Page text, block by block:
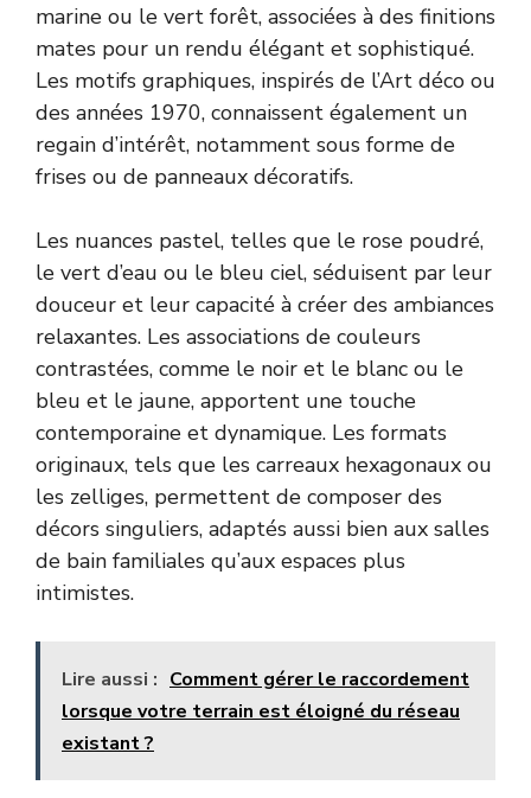
marine ou le vert forêt, associées à des finitions
mates pour un rendu élégant et sophistiqué.
Les motifs graphiques, inspirés de l’Art déco ou
des années 1970, connaissent également un
regain d’intérêt, notamment sous forme de
frises ou de panneaux décoratifs.
Les nuances pastel, telles que le rose poudré,
le vert d’eau ou le bleu ciel, séduisent par leur
douceur et leur capacité à créer des ambiances
relaxantes. Les associations de couleurs
contrastées, comme le noir et le blanc ou le
bleu et le jaune, apportent une touche
contemporaine et dynamique. Les formats
originaux, tels que les carreaux hexagonaux ou
les zelliges, permettent de composer des
décors singuliers, adaptés aussi bien aux salles
de bain familiales qu’aux espaces plus
intimistes.
Lire aussi : Comment gérer le raccordement
lorsque votre terrain est éloigné du réseau
existant ?